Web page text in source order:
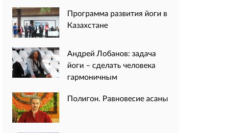
Программа развития йоги в
Казахстане
Андрей Лобанов: задача
йоги – сделать человека
гармоничным
Полигон. Равновесие асаны